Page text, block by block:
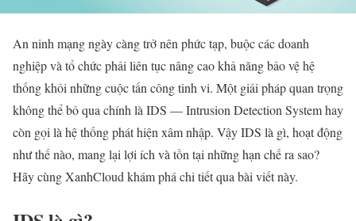
An ninh mạng ngày càng trở nên phức tạp, buộc các doanh
nghiệp và tổ chức phải liên tục nâng cao khả năng bảo vệ hệ
thống khỏi những cuộc tấn công tinh vi. Một giải pháp quan trọng
không thể bỏ qua chính là IDS — Intrusion Detection System hay
còn gọi là hệ thống phát hiện xâm nhập. Vậy IDS là gì, hoạt động
như thế nào, mang lại lợi ích và tồn tại những hạn chế ra sao?
Hãy cùng XanhCloud khám phá chi tiết qua bài viết này.